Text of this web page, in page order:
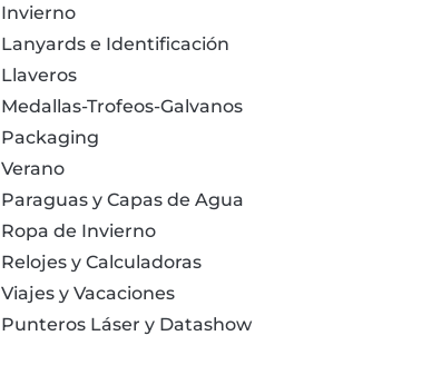
Invierno
Lanyards e Identificación
Llaveros
Medallas-Trofeos-Galvanos
Packaging
Verano
Paraguas y Capas de Agua
Ropa de Invierno
Relojes y Calculadoras
Viajes y Vacaciones
Punteros Láser y Datashow